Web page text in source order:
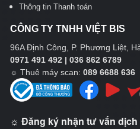
Thông tin Thanh toán
CÔNG TY TNHH VIỆT BIS
96A Định Công, P. Phương Liệt,
0971 491 492 | 036 862 6789
☼ Thuê máy scan: 089 6688 636
☼ Đăng ký nhận tư vấn dịch